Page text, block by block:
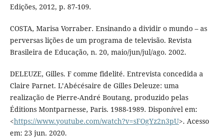
Edições, 2012, p. 87-109.
COSTA, Marisa Vorraber. Ensinando a dividir o mundo – as
perversas lições de um programa de televisão. Revista
Brasileira de Educação, n. 20, maio/jun/jul/ago. 2002.
DELEUZE, Gilles. F comme fidelité. Entrevista concedida a
Claire Parnet. L’Abécésaire de Gilles Deleuze: uma
realização de Pierre-André Boutang, produzido pelas
Éditions Montparnesse, Paris. 1988-1989. Disponível em:
<https://www.youtube.com/watch?v=sFOgYz2n3pU>. Acesso
em: 23 jun. 2020.